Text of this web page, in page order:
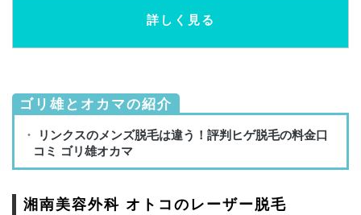
詳しく見る
ゴリ雄とオカマの紹介
湘南美容外科 オトコのレーザー脱毛